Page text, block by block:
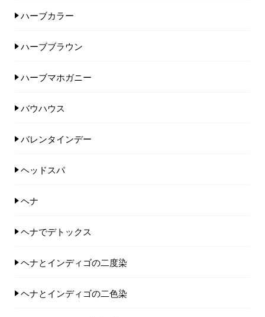
ハーブカラー
ハーブブラウン
ハーブマホガニー
バウハウス
バレンタインデー
ヘッドスパ
ヘナ
ヘナでデトックス
ヘナとインディゴの二度染
ヘナとインディゴの二色染